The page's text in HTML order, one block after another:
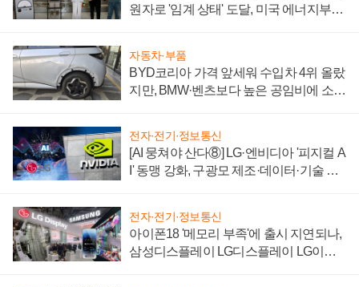
원자로 '임계 상태' 도달, 미국 에너지부
자동차·부품
BYD코리아 가격 앞세워 수입차 4위 올랐
지만, BMW·벤츠보다 높은 공임비에 소비
전자·전기·정보통신
[AI 뭉쳐야 산다⑧] LG·엔비디아 '피지컬 A
I' 동맹 강화, 구광모 제조·데이터·기술 결
전자·전기·정보통신
아이폰18 '메모리 부족'에 출시 지연되나,
삼성디스플레이 LG디스플레이 LG이노